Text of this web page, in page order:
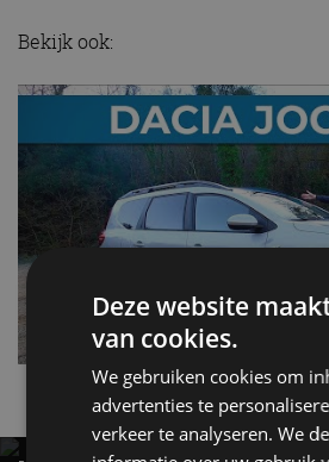
Bekijk ook:
Nieuwste
Deze website
van cookies.
We gebruiken cookies om
advertenties te
verkeer te analyseren. We